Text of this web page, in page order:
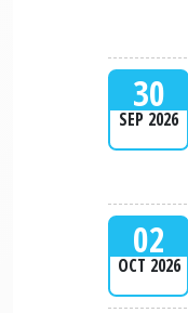
30
SEP 2026
02
OCT 2026